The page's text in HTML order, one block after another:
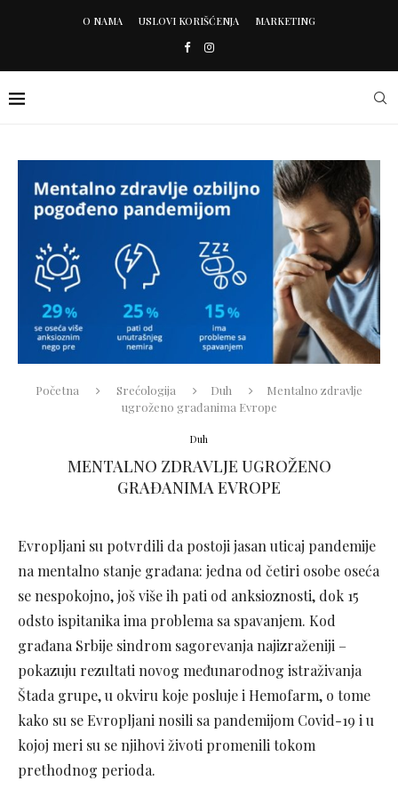
O NAMA USLOVI KORIŠĆENJA MARKETING
Početna Srećologija Duh
Mentalno zdravlje
ugroženo građanima Evrope
Duh
MENTALNO ZDRAVLJE UGROŽENO
GRAĐANIMA EVROPE
Evropljani su potvrdili da postoji jasan uticaj pandemije
na mentalno stanje građana: jedna od četiri osobe oseća
se nespokojno, još više ih pati od anksioznosti, dok 15
odsto ispitanika ima problema sa spavanjem. Kod
građana Srbije sindrom sagorevanja najizraženiji –
pokazuju rezultati novog međunarodnog istraživanja
Štada grupe, u okviru koje posluje i Hemofarm, o tome
kako su se Evropljani nosili sa pandemijom Covid-19 i u
kojoj meri su se njihovi životi promenili tokom
prethodnog perioda.